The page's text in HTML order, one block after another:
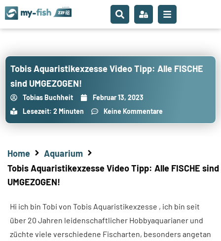
Tobis Aquaristikexzesse Video Tipp: Alle FISCHE
sind UMGEZOGEN!
Tobias Buchheit
Februar 13, 2023
Lesezeit: 2 Minuten
Keine Kommentare
Home
Aquarium
Tobis Aquaristikexzesse Video Tipp: Alle FISCHE sind
UMGEZOGEN!
Hi ich bin Tobi von Tobis Aquaristikexzesse , ich bin seit
über 20 Jahren leidenschaftlicher Hobbyaquarianer und
züchte viele verschiedene Fischarten, besonders angetan